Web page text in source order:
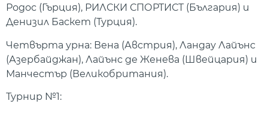
Родос (Гърция), РИЛСКИ СПОРТИСТ (България) и
Денизил Баскет (Турция).
Четвърта урна: Вена (Австрия), Ландау Лайънс
(Азербайджан), Лайънс де Женева (Швейцария) и
Манчестър (Великобритания).
Турнир №1: